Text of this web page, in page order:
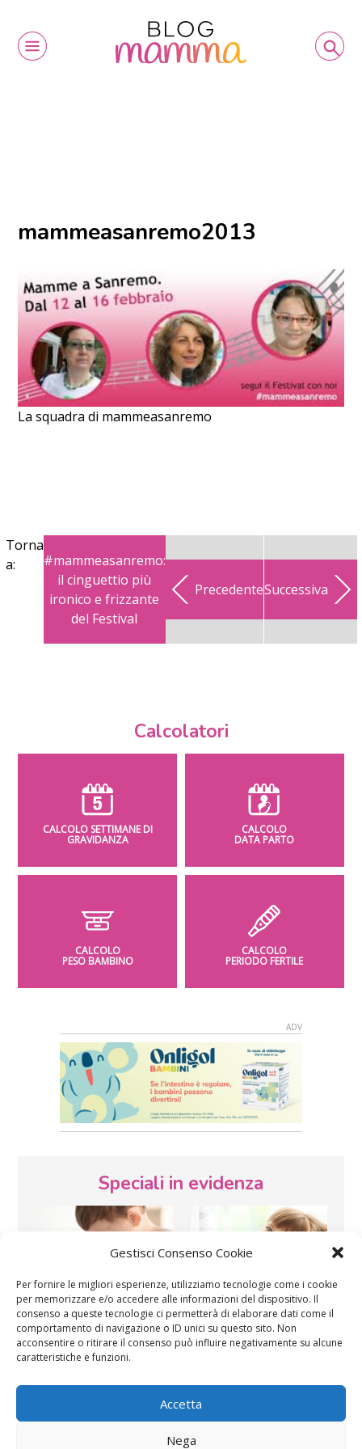
Gestisci Consenso Cookie
Per fornire le migliori esperienze, utilizziamo tecnologie come i cookie
per memorizzare e/o accedere alle informazioni del dispositivo. Il
consenso a queste tecnologie ci permetterà di elaborare dati come il
comportamento di navigazione o ID unici su questo sito. Non
acconsentire o ritirare il consenso può influire negativamente su alcune
caratteristiche e funzioni.
Accetta
Nega
mammeasanremo2013
La squadra di mammeasanremo
Torna
a:
#mammeasanremo:
il cinguettio più
ironico e frizzante
del Festival
PrecedenteSuccessiva
Calcolatori
CALCOLO SETTIMANE DI
GRAVIDANZA
CALCOLO
DATA PARTO
CALCOLO
PESO BAMBINO
CALCOLO
PERIODO FERTILE
Speciali in evidenza
Vaccini SOS Pediatra